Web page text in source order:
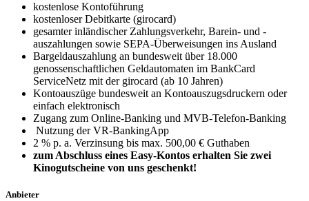
kostenlose Kontoführung
kostenloser Debitkarte (girocard)
gesamter inländischer Zahlungsverkehr, Barein- und -
auszahlungen sowie SEPA-Überweisungen ins Ausland
Bargeldauszahlung an bundesweit über 18.000
genossenschaftlichen Geldautomaten im BankCard
ServiceNetz mit der girocard (ab 10 Jahren)
Kontoauszüge bundesweit an Kontoauszugsdruckern oder
einfach elektronisch
Zugang zum Online-Banking und MVB-Telefon-Banking
Nutzung der VR-BankingApp
2 % p. a. Verzinsung bis max. 500,00 € Guthaben
zum Abschluss eines Easy-Kontos erhalten Sie zwei
Kinogutscheine von uns geschenkt!
Anbieter